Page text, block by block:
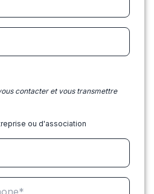
contacter et vous transmettre
ou d'association